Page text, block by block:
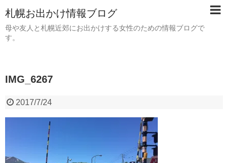
札幌お出かけ情報ブログ
母や友人と札幌近郊にお出かけする女性のための情報ブログで
す。
IMG_6267
2017/7/24